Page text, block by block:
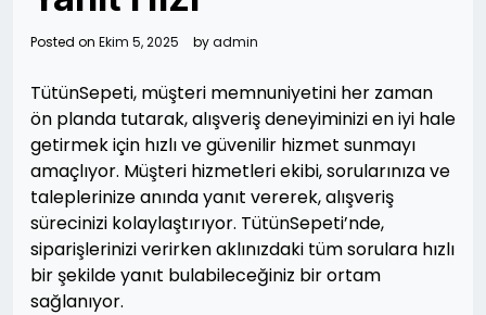
Posted on Ekim 5, 2025 byadmin
TütünSepeti, müşteri memnuniyetini her zaman
ön planda tutarak, alışveriş deneyiminizi en iyi hale
getirmek için hızlı ve güvenilir hizmet sunmayı
amaçlıyor. Müşteri hizmetleri ekibi, sorularınıza ve
taleplerinize anında yanıt vererek, alışveriş
sürecinizi kolaylaştırıyor. TütünSepeti’nde,
siparişlerinizi verirken aklınızdaki tüm sorulara hızlı
bir şekilde yanıt bulabileceğiniz bir ortam
sağlanıyor.